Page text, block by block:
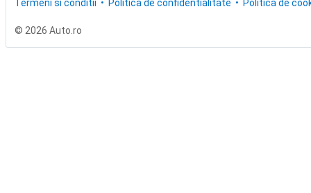
Termeni si conditii Politica de confidentialitate Politica de
© 2026 Auto.ro